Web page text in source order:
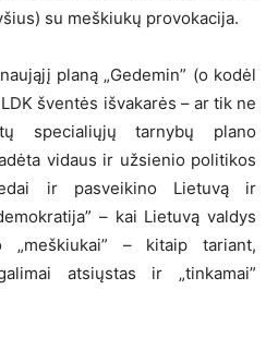
su meškiukų provokacija.
planą „Gedemin” (o kodėl
šventės išvakarės – ar tik ne
specialiųjų tarnybų plano
vidaus ir užsienio politikos
ir pasveikino Lietuvą ir
– kai Lietuvą valdys
– kitaip tariant,
atsiųstas ir „tinkamai”